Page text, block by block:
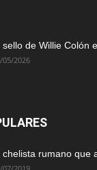
sello de Willie Colón
05/2026
chelista rumano que
07/2019